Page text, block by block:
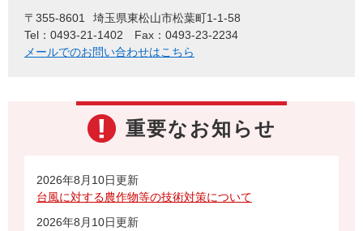
〒355-8601
埼玉県東松山市松葉町1-1-58
Tel：0493-21-1402
Fax：0493-23-2234
メールでのお問い合わせはこちら
重要なお知らせ
2026年8月10日更新
台風に対する農作物等の技術対策について
2026年8月10日更新